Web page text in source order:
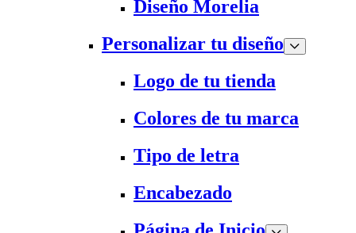
Diseño Morelia
Personalizar tu diseño
Logo de tu tienda
Colores de tu marca
Tipo de letra
Encabezado